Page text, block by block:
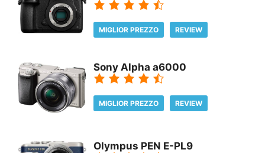
MIGLIOR PREZZO REVIEW
Sony Alpha a6000
MIGLIOR PREZZO REVIEW
Olympus PEN E-PL9